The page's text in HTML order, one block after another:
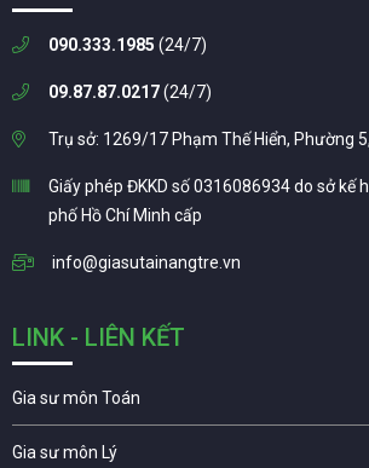
090.333.1985 (24/7)
09.87.87.0217(24/7)
Trụ sở: 1269/17 Phạm Thế Hiển, Phường
Giấy phép ĐKKD số 0316086934 do sở kế
phố Hồ Chí Minh cấp
info@giasutainangtre.vn
LINK - LIÊN KẾT
Gia sư môn Toán
Gia sư môn Lý